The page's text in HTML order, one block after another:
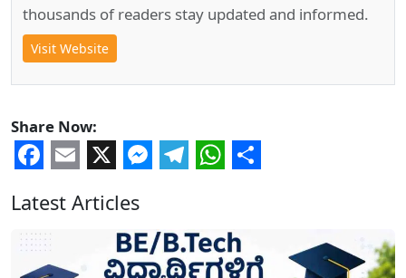
thousands of readers stay updated and informed.
Visit Website
Share Now:
Latest Articles